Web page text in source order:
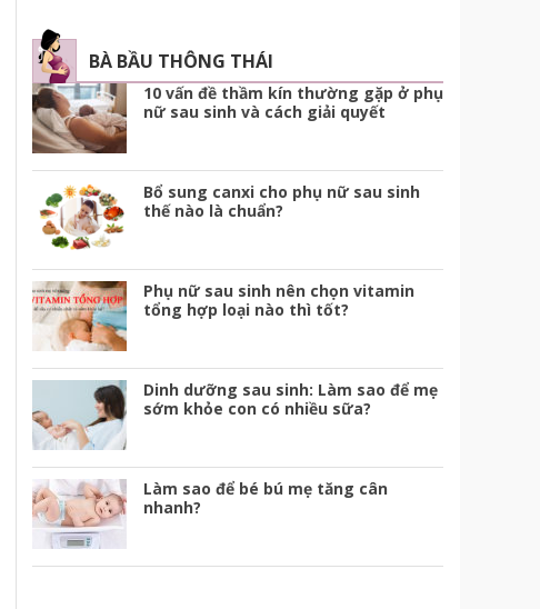
BÀ BẦU THÔNG THÁI
10 vấn đề thầm kín thường gặp ở phụ
nữ sau sinh và cách giải quyết
Bổ sung canxi cho phụ nữ sau sinh
thế nào là chuẩn?
Phụ nữ sau sinh nên chọn vitamin
tổng hợp loại nào thì tốt?
Dinh dưỡng sau sinh: Làm sao để mẹ
sớm khỏe con có nhiều sữa?
Làm sao để bé bú mẹ tăng cân
nhanh?